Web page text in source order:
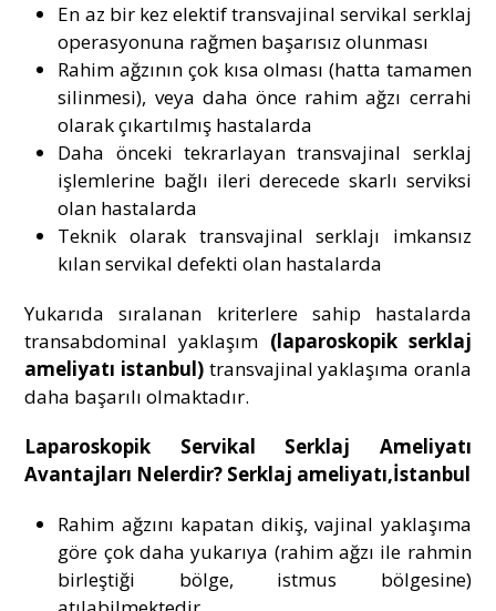
En az bir kez elektif transvajinal servikal serklaj
operasyonuna rağmen başarısız olunması
Rahim ağzının çok kısa olması (hatta tamamen
silinmesi), veya daha önce rahim ağzı cerrahi
olarak çıkartılmış hastalarda
Daha önceki tekrarlayan transvajinal serklaj
işlemlerine bağlı ileri derecede skarlı serviksi
olan hastalarda
Teknik olarak transvajinal serklajı imkansız
kılan servikal defekti olan hastalarda
Yukarıda sıralanan kriterlere sahip hastalarda
transabdominal yaklaşım (laparoskopik serklaj
ameliyatı istanbul)transvajinal yaklaşıma oranla
daha başarılı olmaktadır.
Laparoskopik Servikal Serklaj Ameliyatı
Avantajları Nelerdir? Serklaj ameliyatı,İstanbul
Rahim ağzını kapatan dikiş, vajinal yaklaşıma
göre çok daha yukarıya (rahim ağzı ile rahmin
birleştiği bölge, istmus bölgesine)